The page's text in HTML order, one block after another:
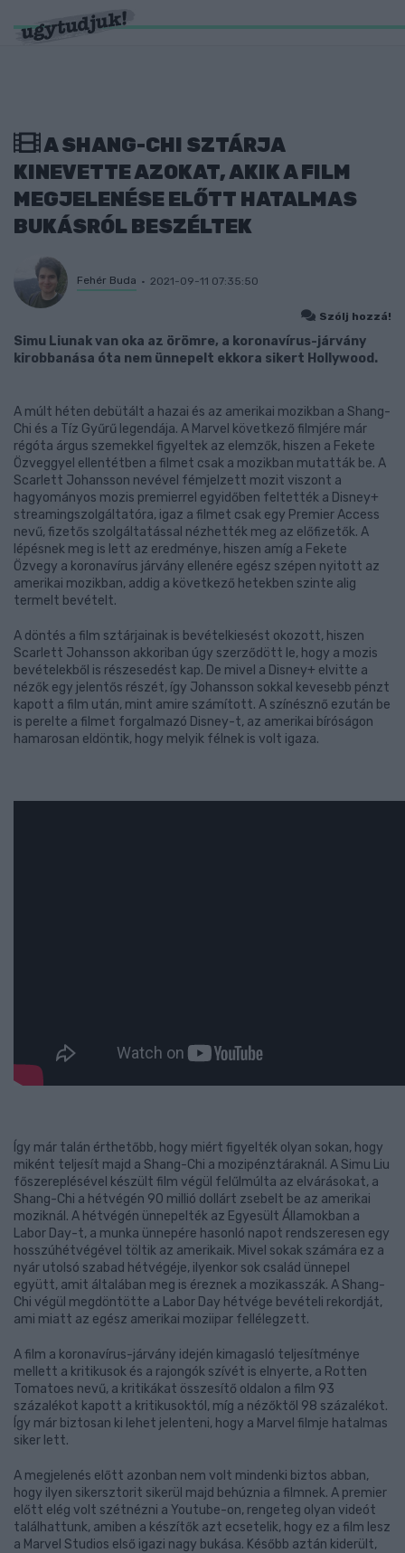
A SHANG-CHI SZTÁRJA
KINEVETTE AZOKAT, AKIK A FILM
MEGJELENÉSE ELŐTT HATALMAS
BUKÁSRÓL BESZÉLTEK
Fehér Buda 2021-09-11 07:35:50
Szólj hozzá!
Simu Liunak van oka az örömre, a koronavírus-járvány
kirobbanása óta nem ünnepelt ekkora sikert Hollywood.
A múlt héten debütált a hazai és az amerikai mozikban a Shang-
Chi és a Tíz Gyűrű legendája. A Marvel következő filmjére már
régóta árgus szemekkel figyeltek az elemzők, hiszen a Fekete
Özveggyel ellentétben a filmet csak a mozikban mutatták be. A
Scarlett Johansson nevével fémjelzett mozit viszont a
hagyományos mozis premierrel egyidőben feltették a Disney+
streamingszolgáltatóra, igaz a filmet csak egy Premier Access
nevű, fizetős szolgáltatással nézhették meg az előfizetők. A
lépésnek meg is lett az eredménye, hiszen amíg a Fekete
Özvegy a koronavírus járvány ellenére egész szépen nyitott az
amerikai mozikban, addig a következő hetekben szinte alig
termelt bevételt.
A döntés a film sztárjainak is bevételkiesést okozott, hiszen
Scarlett Johansson akkoriban úgy szerződött le, hogy a mozis
bevételekből is részesedést kap. De mivel a Disney+ elvitte a
nézők egy jelentős részét, így Johansson sokkal kevesebb pénzt
kapott a film után, mint amire számított. A színésznő ezután be
is perelte a filmet forgalmazó Disney-t, az amerikai bíróságon
hamarosan eldöntik, hogy melyik félnek is volt igaza.
Így már talán érthetőbb, hogy miért figyelték olyan sokan, hogy
miként teljesít majd a Shang-Chi a mozipénztáraknál. A Simu Liu
főszereplésével készült film végül felűlmúlta az elvárásokat, a
Shang-Chi a hétvégén 90 millió dollárt zsebelt be az amerikai
moziknál. A hétvégén ünnepelték az Egyesült Államokban a
Labor Day-t, a munka ünnepére hasonló napot rendszeresen egy
hosszúhétvégével töltik az amerikaik. Mivel sokak számára ez a
nyár utolsó szabad hétvégéje, ilyenkor sok család ünnepel
együtt, amit általában meg is éreznek a mozikasszák. A Shang-
Chi végül megdöntötte a Labor Day hétvége bevételi rekordját,
ami miatt az egész amerikai moziipar fellélegzett.
A film a koronavírus-járvány idején kimagasló teljesítménye
mellett a kritikusok és a rajongók szívét is elnyerte, a Rotten
Tomatoes nevű, a kritikákat összesítő oldalon a film 93
százalékot kapott a kritikusoktól, míg a nézőktől 98 százalékot.
Így már biztosan ki lehet jelenteni, hogy a Marvel filmje hatalmas
siker lett.
A megjelenés előtt azonban nem volt mindenki biztos abban,
hogy ilyen sikersztorit sikerül majd behúznia a filmnek. A premier
előtt elég volt szétnézni a Youtube-on, rengeteg olyan videót
találhattunk, amiben a készítők azt ecsetelik, hogy ez a film lesz
a Marvel Studios első igazi nagy bukása. Később aztán kiderült,